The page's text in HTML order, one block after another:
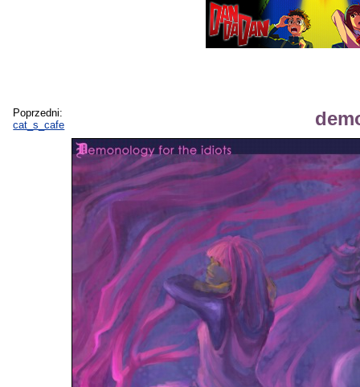
Poprzedni:
cat_s_cafe